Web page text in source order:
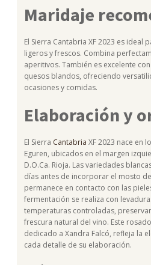
Maridaje
El Sierra Cantabria XF 2023 es ideal
ligeros y frescos. Combina
aperitivos. También es excelente
quesos blandos, ofreciendo
ocasiones y comidas.
Elaboración y
El Sierra Cantabria XF 2023 nace en
Eguren, ubicados en el margen
D.O.Ca. Rioja. Las variedades
días antes de incorporar el mosto
permanece en contacto con las
fermentación se realiza con
temperaturas controladas,
frescura natural del vino. Este
dedicado a Xandra Falcó, refleja la
cada detalle de su elaboración.